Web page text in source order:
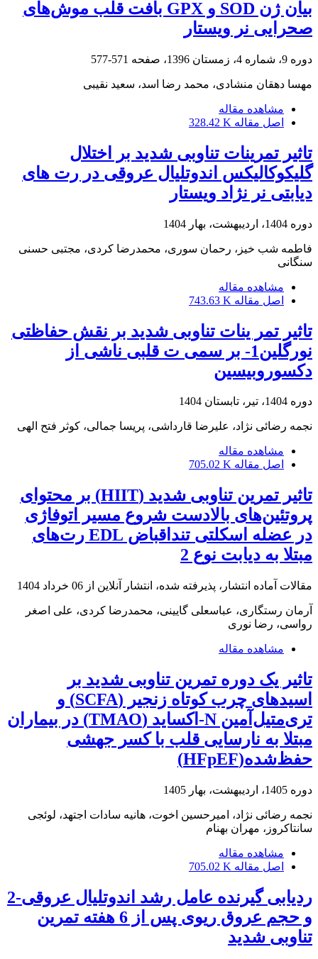
بیان ژن SOD و GPX بافت قلب موش‌های
صحرایی نر ویستار
دوره 9، شماره 4، زمستان 1396، صفحه 571-577
مهسا دهقان منشادی، محمد رضا اسد، سعید نقیبی
مشاهده مقاله
اصل مقاله 328.42 K
تاثیر تمرینات تناوبی شدید بر اختلال
گلیکوکالیکس اندوتلیال عروقی در رت های
دیابتی نر نژاد ویستار
دوره 1404، اردیبهشت، بهار 1404
فاطمه شب خیز، رحمان سوری، محمدرضا کردی، مجتبی حسنی
سنگانی
مشاهده مقاله
اصل مقاله 743.63 K
تاثیر تمر ینات تناوبی شدید بر نقش حفاظتی
نورگلین1- بر سمی ت قلبی ناشی از
دکسوروبیسین
دوره 1404، تیر، تابستان 1404
نجمه رضائی نژاد، علیرضا قارداشی، پریسا جمالی، کوثر فتح الهی
مشاهده مقاله
اصل مقاله 705.02 K
تاثیر تمرین تناوبی ‌شدید (HIIT) بر محتوای
پروتئین‌های بالادست شروع مسیر اتوفاژی
در عضله اسکلتی تنداقباض EDL رت‌های
مبتلا به دیابت نوع 2
مقالات آماده انتشار، پذیرفته شده، انتشار آنلاین از 06 خرداد 1404
آرمان رستگاری، عباسعلی گایینی، محمدرضا کردی، علی اصغر
رواسی، رضا نوری
مشاهده مقاله
تاثیر یک دوره تمرین تناوبی شدید بر
اسیدهای چرب کوتاه زنجیر (SCFA) و
تری‌متیل‌آمین N-اکساید (TMAO) در بیماران
مبتلا به نارسایی قلب با کسر جهشی
حفظ‌شده(HFpEF)
دوره 1405، اردیبهشت، بهار 1405
نجمه رضائی نژاد، امیرحسین اخوت، هانیه سادات اجتهد، لوئجی
سانتاکروز، مهران بهنام
مشاهده مقاله
اصل مقاله 705.02 K
ردیابی گیرنده عامل رشد اندوتلیال عروقی-2
و حجم عروق ریوی پس از 6 هفته تمرین
تناوبی شدید